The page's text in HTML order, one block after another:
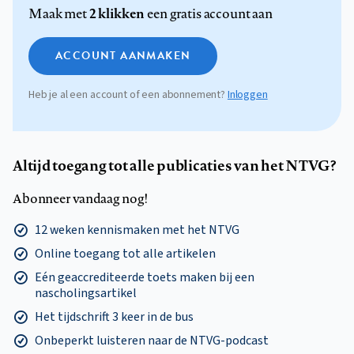
Maak met2 klikkeneen gratis account aan
ACCOUNT AANMAKEN
Heb je al een account of een abonnement? Inloggen
Altijd toegang tot alle publicaties van het NTVG?
Abonneer vandaag nog!
12 weken kennismaken met het NTVG
Online toegang tot alle artikelen
Eén geaccrediteerde toets maken bij een
nascholingsartikel
Het tijdschrift 3 keer in de bus
Onbeperkt luisteren naar de NTVG-podcast